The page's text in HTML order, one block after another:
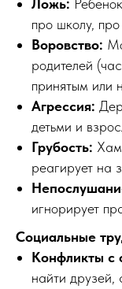
Ложь:
про школу,
Воровство:
родителей
принятым или
Агрессия:
детьми и
Грубость:
реагирует на
игнорирует
Социальные
Конфликты с
найти друзей,